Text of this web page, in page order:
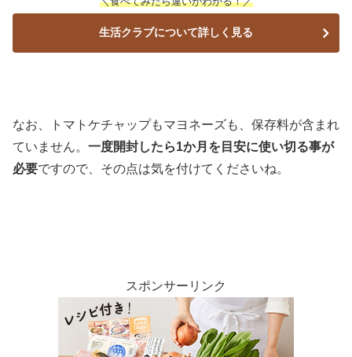
生活クラブについて詳しく見る
なお、トマトケチャップもマヨネーズも、保存料が含まれ
ていません。 一度開封したら1か月を目安に使い切る事が
必要ですので、その点は気を付けてくださいね。
スポンサーリンク